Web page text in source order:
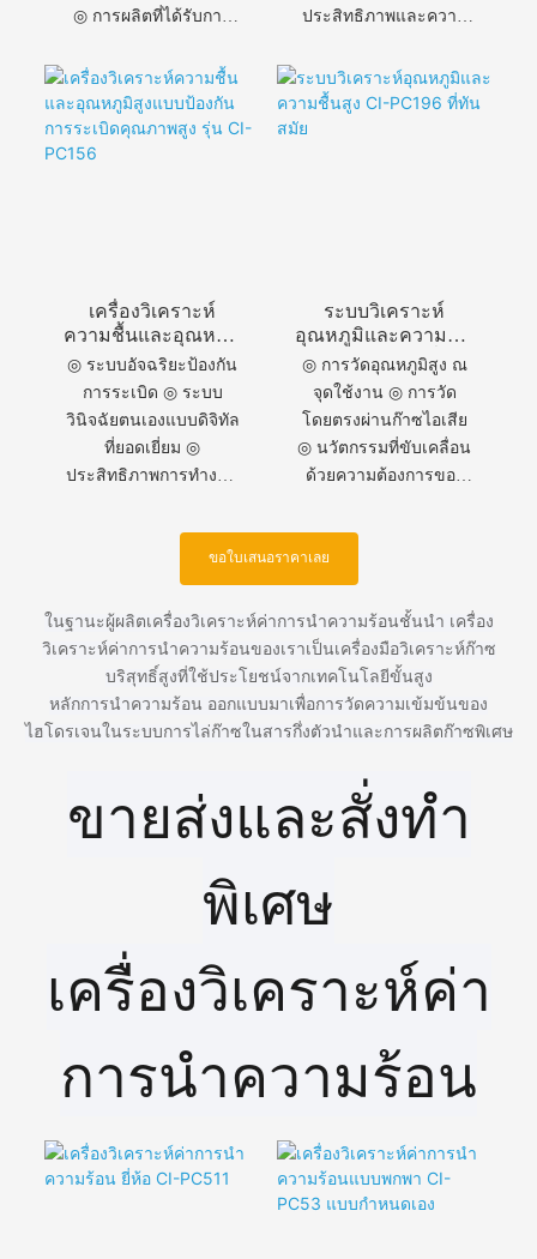
◎ การผลิตที่ได้รับการ
นวัตกรรมโครงสร้าง
แบบแยกส่วน ◎
วิศวกรรมวัสดุที่ทนต่อ
อุณหภูมิสูง ◎ ความ
พิเศษ
ประสิทธิภาพและความ
ความแม่นยำของกระแส
ไอออน ◎ รอบการสอบ
เครื่องวิเคราะห์
ความชื้นและอุณหภูมิ
สูงแบบป้องกันการ
ระเบิดคุณภาพสูง รุ่น
CI-PC156
◎ ระบบอัจฉริยะป้องกัน
การระเบิด ◎ ระบบ
วินิจฉัยตนเองแบบดิจิทัล
ที่ยอดเยี่ยม ◎
ประสิทธิภาพการทำงาน
ประกันอายุการใช้งานที่
ยาวนานขึ้น ◎ เซ็นเซอร์
กระแสไอออนที่มีความ
แม่นยำสูง
ระบบวิเคราะห์
อุณหภูมิและความชื้น
สูง CI-PC196 ที่ทัน
สมัย
◎ การวัดอุณหภูมิสูง ณ
จุดใช้งาน ◎ การวัด
โดยตรงผ่านก๊าซไอเสีย
◎ นวัตกรรมที่ขับเคลื่อน
ด้วยความต้องการของ
อัตโนมัติ
ขอใบเสนอราคาเลย
ในฐานะผู้ผลิตเครื่องวิเคราะห์ค่าการนำความร้อนชั้นนำ เครื่อง
วิเคราะห์ค่าการนำความร้อนของเราเป็นเครื่องมือวิเคราะห์ก๊าซ
บริสุทธิ์สูงที่ใช้ประโยชน์จากเทคโนโลยีขั้นสูง
หลักการนำความร้อน ออกแบบมาเพื่อการวัดความเข้มข้นของ
ไฮโดรเจนในระบบการไล่ก๊าซในสารกึ่งตัวนำและการผลิตก๊าซพิเศษ
ขายส่งและสั่งทำ
พิเศษ
เครื่องวิเคราะห์ค่า
การนำความร้อน